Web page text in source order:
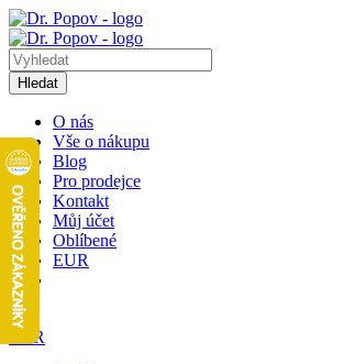
Hledat
O nás
Vše o nákupu
Blog
Pro prodejce
Kontakt
Můj účet
Oblíbené
EUR
1
EUR